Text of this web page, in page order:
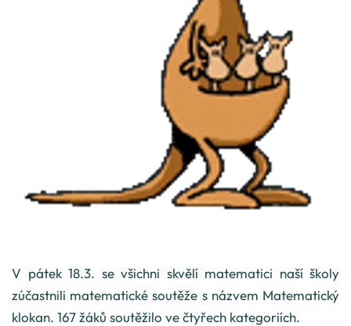
V pátek 18.3. se všichni skvělí matematici naší školy
zúčastnili matematické soutěže s názvem Matematický
klokan. 167 žáků soutěžilo ve čtyřech kategoriích.